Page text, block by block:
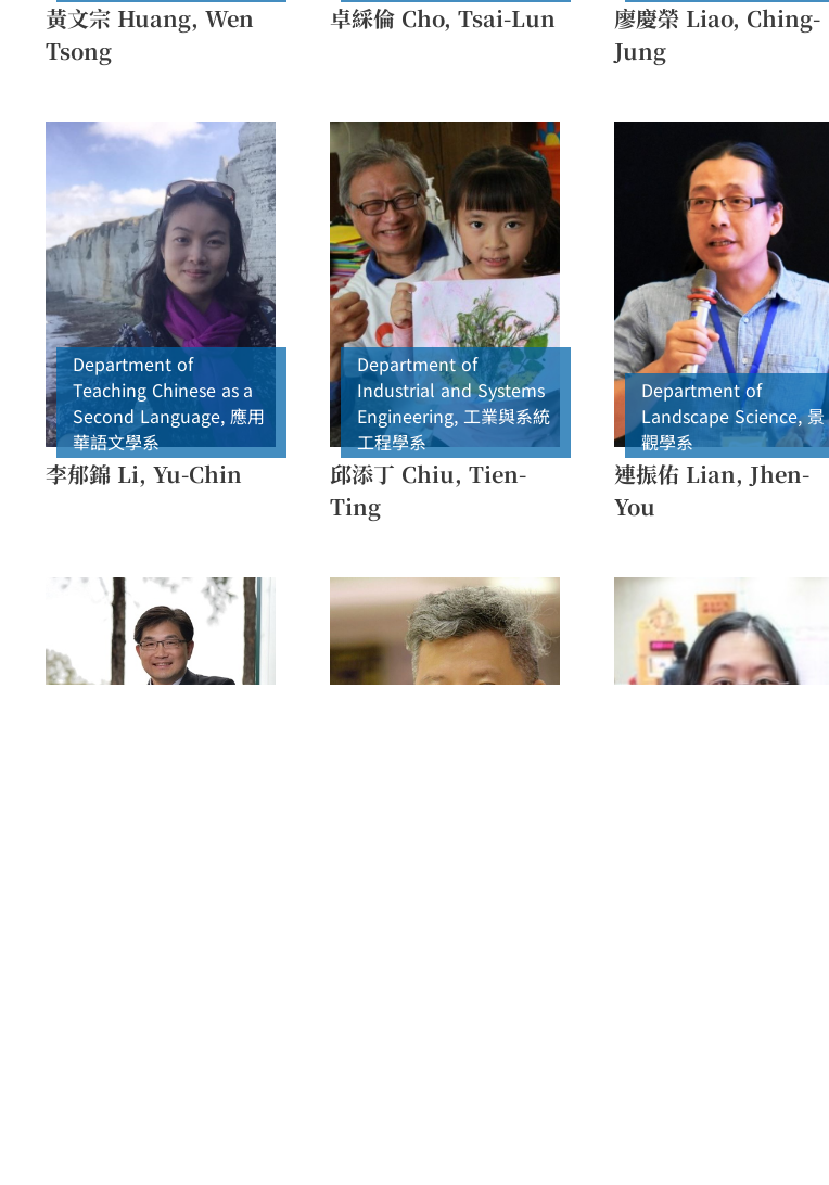
黃文宗 Huang, Wen
Tsong
卓綵倫 Cho, Tsai-Lun
廖慶榮 Liao, Ching-
Jung
Department of
Teaching Chinese as a
Second Language, 應用
華語文學系
李郁錦 Li, Yu-Chin
Department of
Industrial and Systems
Engineering, 工業與系統
工程學系
邱添丁 Chiu, Tien-
Ting
Department of
Landscape Science,景
觀學系
連振佑 Lian, Jhen-
You